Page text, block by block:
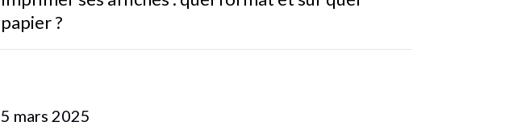
papier ?
5 mars 2025